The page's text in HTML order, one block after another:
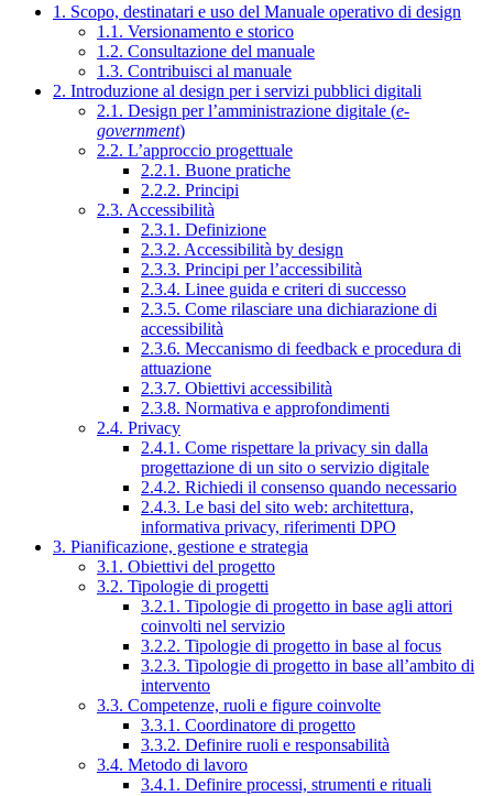
1. Scopo, destinatari e uso del Manuale operativo di design
1.1. Versionamento e storico
1.2. Consultazione del manuale
1.3. Contribuisci al manuale
2. Introduzione al design per i servizi pubblici digitali
2.1. Design per l’amministrazione digitale (e-
government)
2.2. L’approccio progettuale
2.2.1. Buone pratiche
2.2.2. Principi
2.3. Accessibilità
2.3.1. Definizione
2.3.2. Accessibilità by design
2.3.3. Principi per l’accessibilità
2.3.4. Linee guida e criteri di successo
2.3.5. Come rilasciare una dichiarazione di
accessibilità
2.3.6. Meccanismo di feedback e procedura di
attuazione
2.3.7. Obiettivi accessibilità
2.3.8. Normativa e approfondimenti
2.4. Privacy
2.4.1. Come rispettare la privacy sin dalla
progettazione di un sito o servizio digitale
2.4.2. Richiedi il consenso quando necessario
2.4.3. Le basi del sito web: architettura,
informativa privacy, riferimenti DPO
3. Pianificazione, gestione e strategia
3.1. Obiettivi del progetto
3.2. Tipologie di progetti
3.2.1. Tipologie di progetto in base agli attori
coinvolti nel servizio
3.2.2. Tipologie di progetto in base al focus
3.2.3. Tipologie di progetto in base all’ambito di
intervento
3.3. Competenze, ruoli e figure coinvolte
3.3.1. Coordinatore di progetto
3.3.2. Definire ruoli e responsabilità
3.4. Metodo di lavoro
3.4.1. Definire processi, strumenti e rituali